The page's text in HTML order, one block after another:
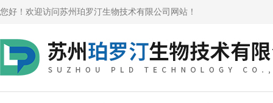
您好！欢迎访问苏州珀罗汀生物技术有限公司网站！